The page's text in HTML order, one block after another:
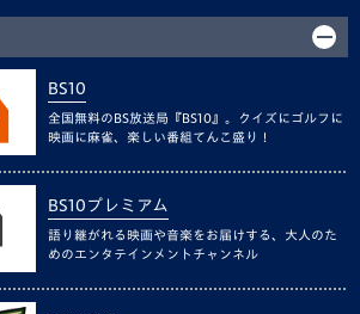
BS10
全国無料のBS放送局『BS10』。クイズにゴルフに
映画に麻雀、楽しい番組てんこ盛り！
BS10プレミアム
語り継がれる映画や音楽をお届けする、大人のた
めのエンタテインメントチャンネル